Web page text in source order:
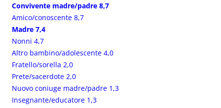
Convivente madre/padre 8,7
Amico/conoscente 8,7
Madre 7,4
Nonni 4,7
Altro bambino/adolescente 4,0
Fratello/sorella 2,0
Prete/sacerdote 2,0
Nuovo coniuge madre/padre 1,3
Insegnante/educatore 1,3